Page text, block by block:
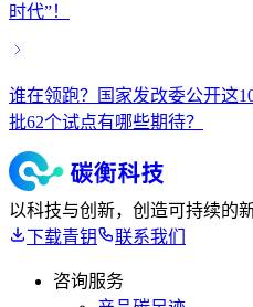
时代”！
谁在领跑？国家发改委公开这
批62个试点有哪些期待？
以科技与创新，创造可持续的
下载青钥
联系我们
咨询服务